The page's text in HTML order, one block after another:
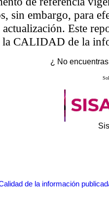
sin embargo, para
Este
la CALIDAD de la
¿ No
de la información